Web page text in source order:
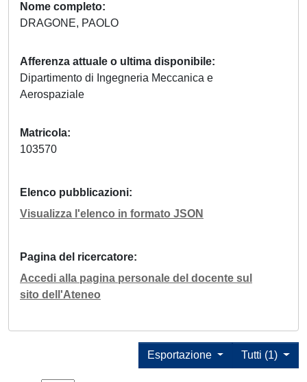
Nome completo
DRAGONE, PAOLO
Afferenza attuale o ultima disponibile
Dipartimento di Ingegneria Meccanica e
Aerospaziale
Matricola
103570
Elenco pubblicazioni
Visualizza l'elenco in formato JSON
Pagina del ricercatore
Accedi alla pagina personale del docente sul
sito dell'Ateneo
Tutti (1)
Esportazione